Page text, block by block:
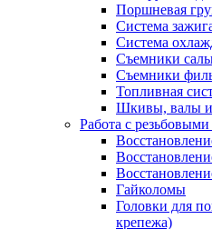
Поршневая
Система
Система
Съемники
Съемники
Топливная
Шкивы, валы
Работа с
Гайколомы
Головки для
крепежа)